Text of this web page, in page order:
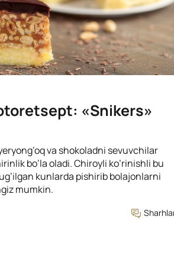
«Snikers»
va shokoladni sevuvchilar
bo’la oladi. Chiroyli ko’rinishli bu
kunlarda pishirib bolajonlarni
mumkin.